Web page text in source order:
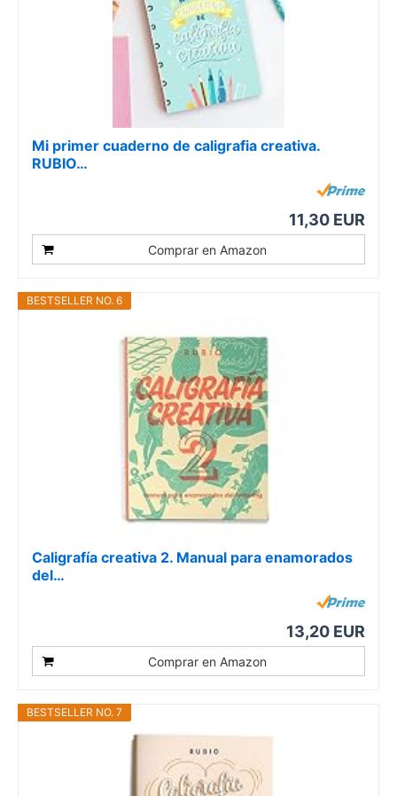
Mi primer cuaderno de caligrafia creativa.
RUBIO…
11,30 EUR
Comprar en Amazon
BESTSELLER NO. 6
Caligrafía creativa 2. Manual para enamorados
del…
13,20 EUR
Comprar en Amazon
BESTSELLER NO. 7